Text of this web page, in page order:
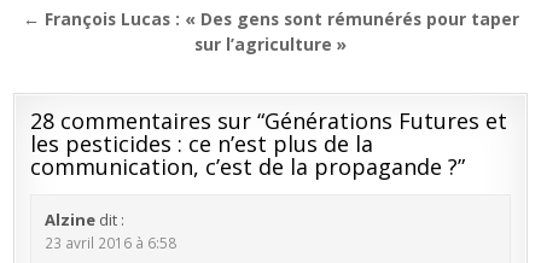
l’article
← François Lucas : « Des gens sont rémunérés pour taper
sur l’agriculture »
28 commentaires sur “Générations Futures et
les pesticides : ce n’est plus de la
communication, c’est de la propagande ?”
Alzine dit :
23 avril 2016 à 6:58